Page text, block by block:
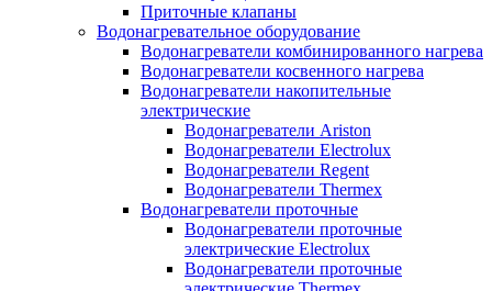
Приточные клапаны
Водонагревательное оборудование
Водонагреватели комбинированного нагрева
Водонагреватели косвенного нагрева
Водонагреватели накопительные
электрические
Водонагреватели Ariston
Водонагреватели Electrolux
Водонагреватели Regent
Водонагреватели Thermex
Водонагреватели проточные
Водонагреватели проточные
электрические Electrolux
Водонагреватели проточные